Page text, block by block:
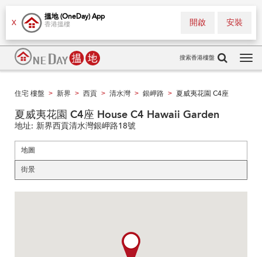
X
搵地 (OneDay) App
香港搵樓 安裝
開啟
搜索香港樓盤
住宅 樓盤 > 新界 > 西貢 > 清水灣 > 銀岬路 > 夏威夷花園 C4座
夏威夷花園 C4座 House C4 Hawaii Garden
地址: 新界西貢清水灣銀岬路18號
地圖
街景